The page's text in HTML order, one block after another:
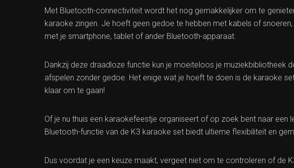
Met Bluetooth-connectiviteit wordt het nog gemakkelijker om te
karaoke zingen. Je hoeft geen gedoe te hebben met kabels of
met je smartphone, tablet of ander Bluetooth-apparaat.
Dankzij deze draadloze functie kun je moeiteloos je muziekbibliotheek
afspelen zonder gedoe. Het enige wat je hoeft te doen is de karaoke
klaar om te gaan!
Of je nu thuis een karaokefeestje organiseert of op zoek bent naar een
Bluetooth-functie van de K3 karaoke set biedt ultieme flexibiliteit en
Dus voordat je een keuze maakt, vergeet niet om te controleren of de